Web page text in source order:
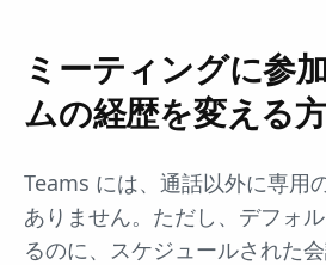
ミーティングに参
ムの経歴を変える
Teams には、通話以外に専用
ありません。ただし、デフォ
るのに、スケジュールされた